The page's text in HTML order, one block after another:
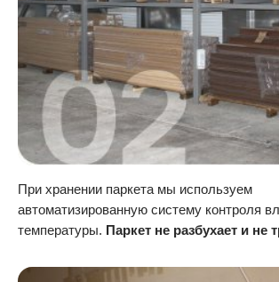
При хранении паркета мы используем
автоматизированную систему контроля
температуры. Паркет не разбухает и не